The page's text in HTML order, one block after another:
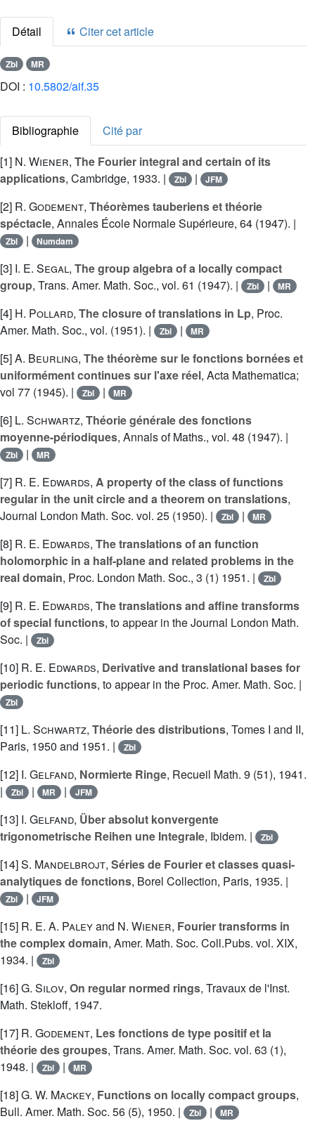
Détail Citer cet article
Zbl MR
DOI : 10.5802/aif.35
Bibliographie
Cité par
[1] N. Wiener, The Fourier integral and certain of its
applications, Cambridge, 1933. | Zbl | JFM
[2] R. Godement, Théorèmes tauberiens et théorie
spéctacle, Annales École Normale Supérieure, 64 (1947). |
Zbl | Numdam
[3] I. E. Segal, The group algebra of a locally compact
group, Trans. Amer. Math. Soc., vol. 61 (1947). | Zbl | MR
[4] H. Pollard, The closure of translations in Lp, Proc.
Amer. Math. Soc., vol. (1951). |
Zbl | MR
[5]A. Beurling, The théorème sur le fonctions bornées et
uniformément continues sur l'axe réel, Acta Mathematica;
vol 77 (1945). |
Zbl | MR
[6] L. Schwartz, Théorie générale des fonctions
moyenne-périodiques, Annals of Maths., vol. 48 (1947). |
Zbl | MR
[7] R. E. Edwards, A property of the class of functions
regular in the unit circle and a theorem on translations,
Journal London Math. Soc. vol. 25 (1950). |
Zbl | MR
[8] R. E. Edwards, The translations of an function
holomorphic in a half-plane and related problems in the
real domain, Proc. London Math. Soc., 3 (1) 1951. | Zbl
[9] R. E. Edwards, The translations and affine transforms
of special functions, to appear in the Journal London Math.
Soc. |
Zbl
[10] R. E. Edwards, Derivative and translational bases for
periodic functions, to appear in the Proc. Amer. Math. Soc. |
Zbl
[11] L. Schwartz, Théorie des distributions, Tomes I and II,
Paris, 1950 and 1951. |
Zbl
[12] I. Gelfand, Normierte Ringe, Recueil Math. 9 (51), 1941.
|
Zbl | MR | JFM
[13] I. Gelfand, Über absolut konvergente
trigonometrische Reihen une Integrale, Ibidem. | Zbl
[14]S. Mandelbrojt, Séries de Fourier et classes quasi-
analytiques de fonctions, Borel Collection, Paris, 1935. |
Zbl | JFM
[15] R. E. A. Paleyand N. Wiener, Fourier transforms in
the complex domain, Amer. Math. Soc. Coll.Pubs. vol. XIX,
1934. |
Zbl
[16]G. Silov, On regular normed rings, Travaux de l'Inst.
Math. Stekloff, 1947.
[17] R. Godement, Les fonctions de type positif et la
théorie des groupes, Trans. Amer. Math. Soc. vol. 63 (1),
1948. |
Zbl | MR
[18]G. W. Mackey, Functions on locally compact groups,
Bull. Amer. Math. Soc. 56 (5), 1950. |
Zbl | MR